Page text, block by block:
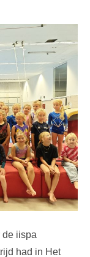
de iispa
had in Het